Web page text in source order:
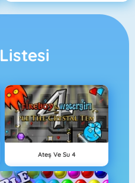
Listesi
Ateş Ve Su 4